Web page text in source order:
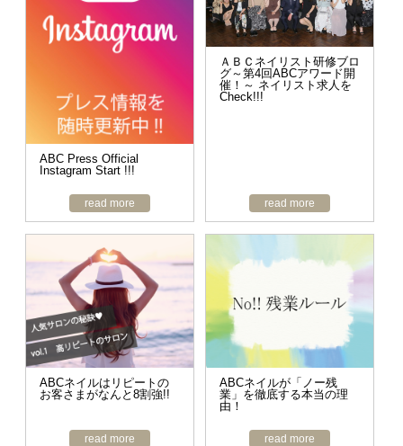
ABC Press Official
Instagram Start !!!
read more
ＡＢＣネイリスト研修ブロ
グ～第4回ABCアワード開
催！～ ネイリスト求人を
Check!!!
read more
ABCネイルはリピートの
お客さまがなんと8割強!!
read more
ABCネイルが「ノー残
業」を徹底する本当の理
由！
read more